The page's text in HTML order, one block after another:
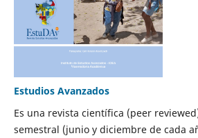
Estudios Avanzados
Es una revista científica (peer
semestral (junio y diciembre de cada